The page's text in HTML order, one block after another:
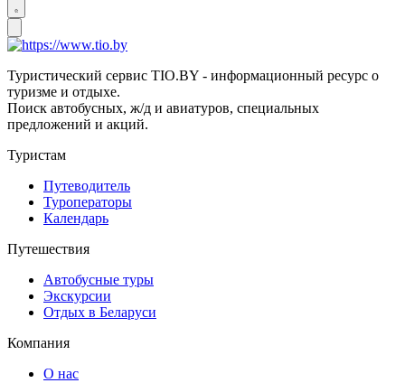
Туристический сервис TIO.BY - информационный ресурс о
туризме и отдыхе.
Поиск автобусных, ж/д и авиатуров, специальных
предложений и акций.
Туристам
Путеводитель
Туроператоры
Календарь
Путешествия
Автобусные туры
Экскурсии
Отдых в Беларуси
Компания
О нас